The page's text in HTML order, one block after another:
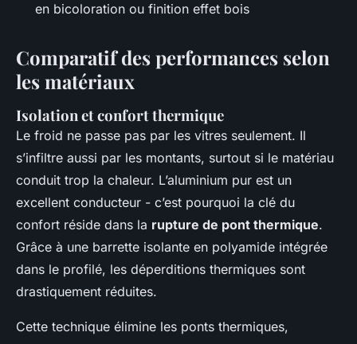
en bicoloration ou finition effet bois
Comparatif des performances selon
les matériaux
Isolation et confort thermique
Le froid ne passe pas par les vitres seulement. Il
s’infiltre aussi par les montants, surtout si le matériau
conduit trop la chaleur. L’aluminium pur est un
excellent conducteur - c’est pourquoi la clé du
confort réside dans la rupture de pont thermique.
Grâce à une barrette isolante en polyamide intégrée
dans le profilé, les déperditions thermiques sont
drastiquement réduites.
Cette technique élimine les ponts thermiques,